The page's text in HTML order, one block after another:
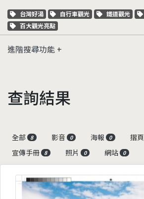
關鍵字標籤
台灣好湯 關鍵字標籤
自行車觀光 關鍵字標籤
鐵道觀光
關鍵字標籤
百大觀光亮點
進階搜尋功能
查詢結果
全部
8 影音 0 海報 0 摺頁
宣傳手冊 8 照片 0 網站 0